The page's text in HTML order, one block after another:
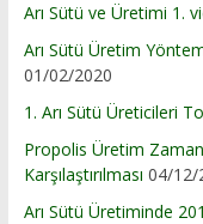
Arı Sütü ve Üretimi 1.
Arı Sütü Üretim
01/02/2020
1. Arı Sütü Üreticileri
Propolis Üretim
Karşılaştırılması 04/12/
Arı Sütü Üretiminde